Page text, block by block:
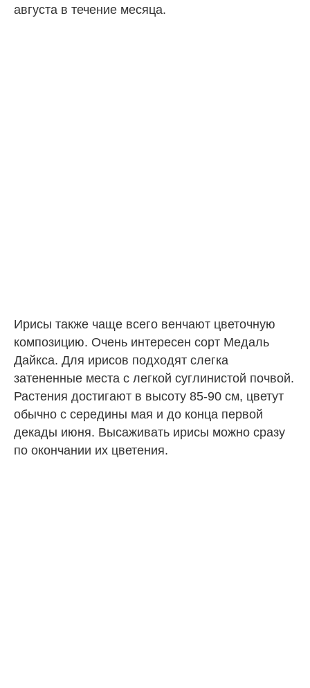
августа в течение месяца.
Ирисы также чаще всего венчают цветочную
композицию. Очень интересен сорт Медаль
Дайкса. Для ирисов подходят слегка
затененные места с легкой суглинистой почвой.
Растения достигают в высоту 85-90 см, цветут
обычно с середины мая и до конца первой
декады июня. Высаживать ирисы можно сразу
по окончании их цветения.